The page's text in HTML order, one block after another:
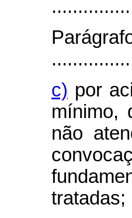
c) por
mínimo,
não
tratadas;